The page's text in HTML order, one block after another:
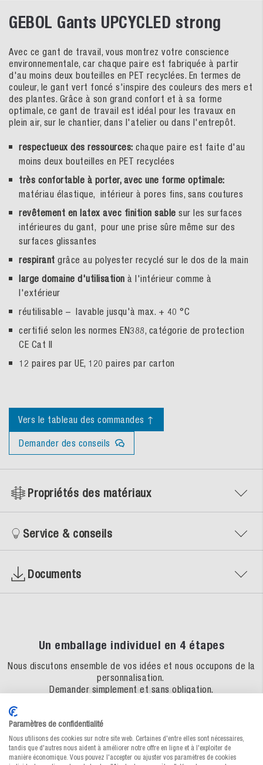
GEBOL Gants UPCYCLED strong
Avec ce gant de travail, vous montrez votre conscience
environnementale, car chaque paire est fabriquée à partir
d'au moins deux bouteilles en PET recyclées. En termes de
couleur, le gant vert foncé s'inspire des couleurs des mers et
des plantes. Grâce à son grand confort et à sa forme
optimale, ce gant de travail est idéal pour les travaux en
plein air, sur le chantier, dans l'atelier ou dans l'entrepôt.
respectueux des ressources: chaque paire est faite d'au
moins deux bouteilles en PET recyclées
très confortable à porter, avec une forme optimale:
matériau élastique, intérieur à pores fins, sans coutures
revêtement en latex avec finition sable sur les surfaces
intérieures du gant, pour une prise sûre même sur des
surfaces glissantes
respirant grâce au polyester recyclé sur le dos de la main
large domaine d'utilisation à l'intérieur comme à
l'extérieur
réutilisable – lavable jusqu'à max. + 40 °C
certifié selon les normes EN388, catégorie de protection
CE Cat II
12 paires par UE, 120 paires par carton
Vers le tableau des commandes ↑
Demander des conseils
Propriétés des matériaux
Service & conseils
Documents
Un emballage individuel en 4 étapes
Nous discutons ensemble de vos idées et nous occupons de la
personnalisation.
Demander simplement et sans obligation.
Paramètres de confidentialité
Nous utilisons des cookies sur notre site web. Certaines d'entre elles sont nécessaires,
tandis que d'autres nous aident à améliorer notre offre en ligne et à l'exploiter de
manière économique. Vous pouvez l'accepter ou ajuster vos paramètres de cookies